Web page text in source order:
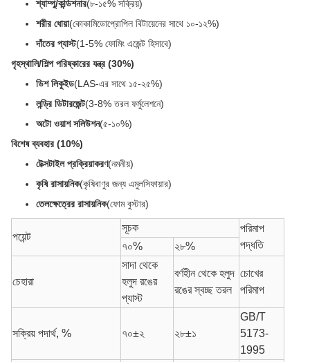
শ্যাম্পু/কন্ডিশনার(৮-১৫% সক্রিয়)
শরীর ধোয়া(কোকামিডোপ্রোপিল বিটায়েনের সাথে ১০-১২%)
দাঁতের প্যাস্ট(1-5% ফোমিং এজেন্ট হিসাবে)
গৃহস্থালি/শিল্প পরিষ্কারের যন্ত্র (30%)
ডিশ লিকুইড(LAS-এর সাথে ১৫-২৫%)
লন্ড্রি ডিটারজেন্ট(3-8% তরল ফর্মুলেশনে)
অটো ওয়াশ সলিউশন(৫-১০%)
বিশেষ ব্যবহার (10%)
টেক্সটাইল প্রক্রিয়াকরণ(নমনীয়)
কৃষি রাসায়নিক(কৃষিবাণুর জন্য এমুলসিফায়ার)
তেলক্ষেত্রের রাসায়নিক(ফোম বুস্টার)
পয়েন্ট
সূচক
পরিমাপ
পদ্ধতি
৭০% ২৮%
চেহারা
সাদা থেকে
হলুদ রঙের
প্যাস্ট
বর্ণহীন থেকে হলুদ
রঙের স্বচ্ছ তরল
চোখের
পরিমাপ
সক্রিয় পদার্থ, % ৭০±২ ২৮±১
GB/T
5173-
1995